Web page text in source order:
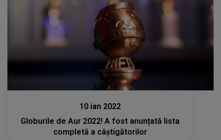
Stiri
10 ian 2022
Globurile de Aur 2022! A fost anunțată lista
completă a câștigătorilor